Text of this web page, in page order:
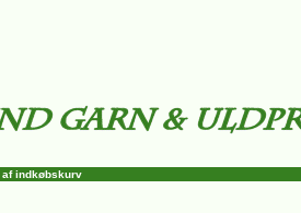
af indkøbskurv